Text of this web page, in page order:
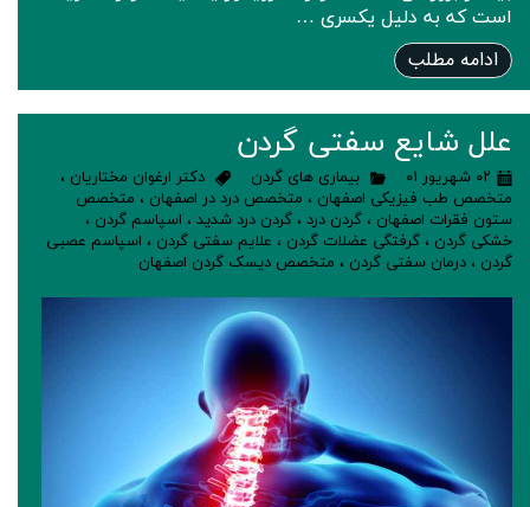
است که به دلیل یکسری …
ادامه مطلب
علل شایع سفتی گردن
۰۲ شهریور ۰۱ بیماری های گردن دکتر ارغوان مختاریان ،
متخصص طب فیزیکی اصفهان ، متخصص درد در اصفهان ، متخصص
ستون فقرات اصفهان ، گردن درد ، گردن درد شدید ، اسپاسم گردن ،
خشکی گردن ، گرفتگی عضلات گردن ، علایم سفتی گردن ، اسپاسم عصبی
گردن ، درمان سفتی گردن ، متخصص دیسک گردن اصفهان